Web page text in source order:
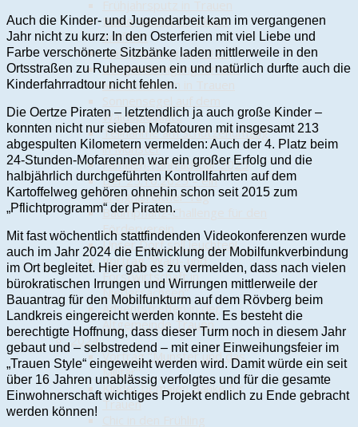
Boule-Saison in Trauen
eröffnet
Maifrühschoppen 2025
Baugenehmigung für den
Mobilfunkturm in Trauen
Waldspielplatz
Teilnahme am Schützenumzug
in Munster
Familien-Fahrradtour 2025
Der 25.10.2025 – ein
ereignisreicher Tag
Baumpflanz-Challenge für den
Förderverein
Unser Dorf soll leuchten!
Vortrag “Wald- und
Forstwirtschaft in
Niedersachsen”
Adventstreffen in der
Altgemeinde Trauen
2024
Vortrag "Munster und das
Militär"
Kinder bemalen Bänke für
Trauen
Auch die Kinder- und Jugendarbeit kam im vergangenen
Jahr nicht zu kurz: In den Osterferien mit viel Liebe und
Farbe verschönerte Sitzbänke laden mittlerweile in den
Ortsstraßen zu Ruhepausen ein und natürlich durfte auch die
Kinderfahrradtour nicht fehlen.
Die Oertze Piraten – letztendlich ja auch große Kinder –
konnten nicht nur sieben Mofatouren mit insgesamt 213
abgespulten Kilometern vermelden: Auch der 4. Platz beim
24-Stunden-Mofarennen war ein großer Erfolg und die
halbjährlich durchgeführten Kontrollfahrten auf dem
Kartoffelweg gehören ohnehin schon seit 2015 zum
„Pflichtprogramm“ der Piraten.
Mit fast wöchentlich stattfindenden Videokonferenzen wurde
auch im Jahr 2024 die Entwicklung der Mobilfunkverbindung
im Ort begleitet. Hier gab es zu vermelden, dass nach vielen
bürokratischen Irrungen und Wirrungen mittlerweile der
Bauantrag für den Mobilfunkturm auf dem Rövberg beim
Landkreis eingereicht werden konnte. Es besteht die
berechtigte Hoffnung, dass dieser Turm noch in diesem Jahr
gebaut und – selbstredend – mit einer Einweihungsfeier im
„Trauen Style“ eingeweiht werden wird. Damit würde ein seit
über 16 Jahren unablässig verfolgtes und für die gesamte
Einwohnerschaft wichtiges Projekt endlich zu Ende gebracht
werden können!